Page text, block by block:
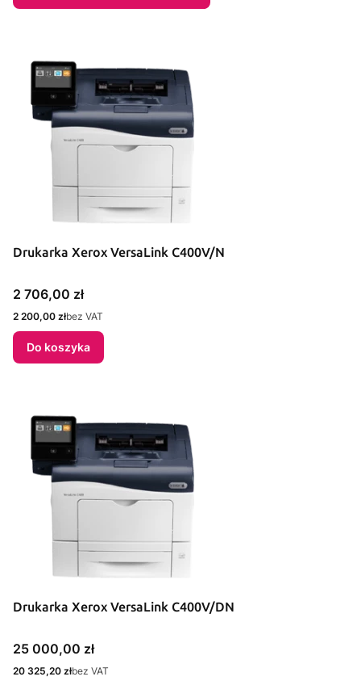
Drukarka Xerox VersaLink C400V/N
Cena
2 706,00 zł
Cena
2 200,00 złbez VAT
Do koszyka
Drukarka Xerox VersaLink C400V/DN
Cena
25 000,00 zł
Cena
20 325,20 złbez VAT